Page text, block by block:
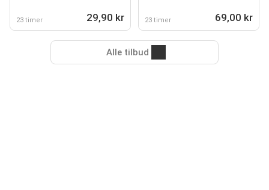
23 timer 29,90 kr 23 timer 69,00 kr
Alle tilbud